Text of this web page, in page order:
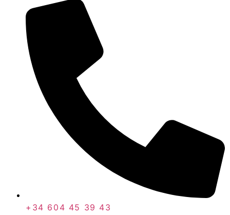
+34 604 45 39 43